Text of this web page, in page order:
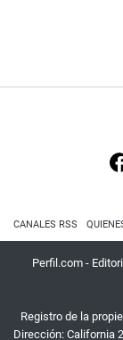
CANALES RSS
Perfil.com -
Registro de la
Dirección: California